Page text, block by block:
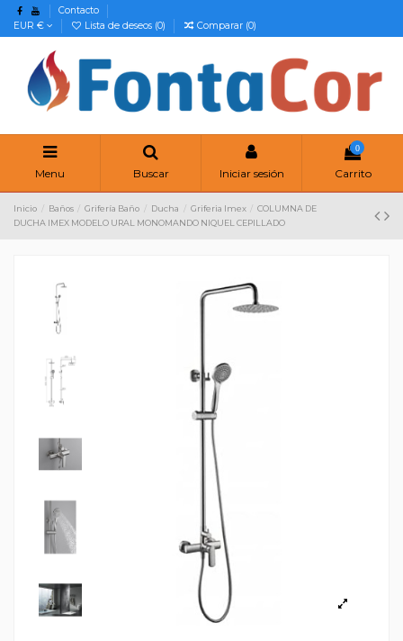
Contacto
EUR €
Lista de deseos (0) Comparar (0)
Menu Buscar Iniciar sesión
0
Carrito
Inicio Baños Grifería Baño Ducha Griferia Imex
COLUMNA DE
DUCHA IMEX MODELO URAL MONOMANDO NIQUEL CEPILLADO